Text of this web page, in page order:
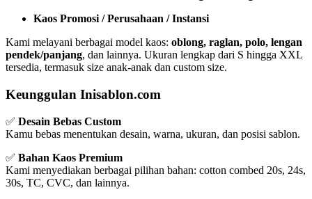
Kaos Promosi / Perusahaan / Instansi
Kami melayani berbagai model kaos: oblong, raglan, polo, lengan
pendek/panjang, dan lainnya. Ukuran lengkap dari S hingga XXL
tersedia, termasuk size anak-anak dan custom size.
Keunggulan Inisablon.com
✅ Desain Bebas Custom
Kamu bebas menentukan desain, warna, ukuran, dan posisi sablon.
✅ Bahan Kaos Premium
Kami menyediakan berbagai pilihan bahan: cotton combed 20s, 24s,
30s, TC, CVC, dan lainnya.